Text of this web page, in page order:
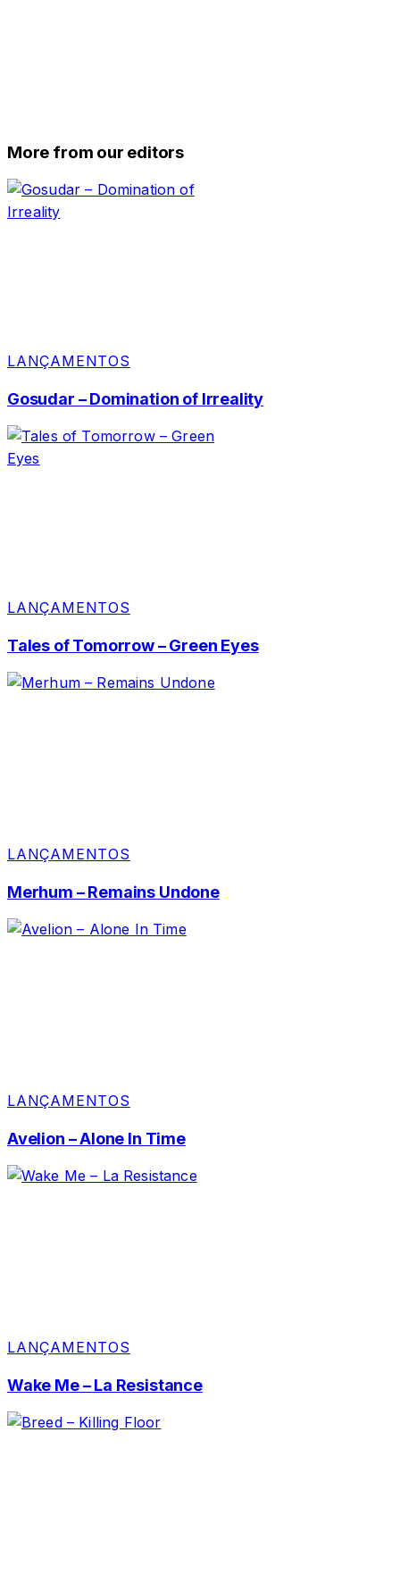
More from our editors
LANÇAMENTOS
Gosudar – Domination of Irreality
LANÇAMENTOS
Tales of Tomorrow – Green Eyes
LANÇAMENTOS
Merhum – Remains Undone
LANÇAMENTOS
Avelion – Alone In Time
LANÇAMENTOS
Wake Me – La Resistance